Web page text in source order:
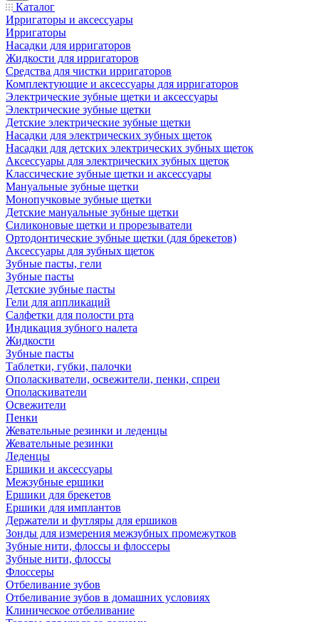
Каталог
Ирригаторы и аксессуары
Ирригаторы
Насадки для ирригаторов
Жидкости для ирригаторов
Средства для чистки ирригаторов
Комплектующие и аксессуары для ирригаторов
Электрические зубные щетки и аксессуары
Электрические зубные щетки
Детские электрические зубные щетки
Насадки для электрических зубных щеток
Насадки для детских электрических зубных щеток
Аксессуары для электрических зубных щеток
Классические зубные щетки и аксессуары
Мануальные зубные щетки
Монопучковые зубные щетки
Детские мануальные зубные щетки
Силиконовые щетки и прорезыватели
Ортодонтические зубные щетки (для брекетов)
Аксессуары для зубных щеток
Зубные пасты, гели
Зубные пасты
Детские зубные пасты
Гели для аппликаций
Салфетки для полости рта
Индикация зубного налета
Жидкости
Зубные пасты
Таблетки, губки, палочки
Ополаскиватели, освежители, пенки, спреи
Ополаскиватели
Освежители
Пенки
Жевательные резинки и леденцы
Жевательные резинки
Леденцы
Ершики и аксессуары
Межзубные ершики
Ершики для брекетов
Ершики для имплантов
Держатели и футляры для ершиков
Зонды для измерения межзубных промежутков
Зубные нити, флоссы и флоссеры
Зубные нити, флоссы
Флоссеры
Отбеливание зубов
Отбеливание зубов в домашних условиях
Клиническое отбеливание